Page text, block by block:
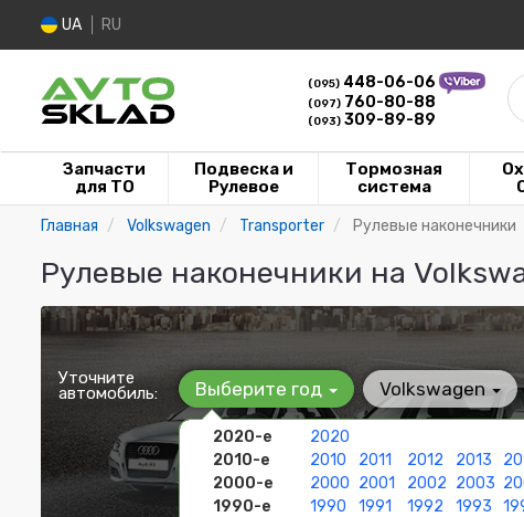
UA RU
(095) 448-06-06
(097) 760-80-88
(093) 309-89-89
Запчасти
для ТО
Подвеска и
Рулевое
Тормозная
система
Главная Volkswagen Transporter Рулевые наконечники
Рулевые наконечники на
Уточните
автомобиль: Выберите год
2020-е
2020
2010-е
2010 2011 2012 2013
2000-е
2000 2001 2002 2003
1990-е
1990 1991 1992 1993
Volkswagen